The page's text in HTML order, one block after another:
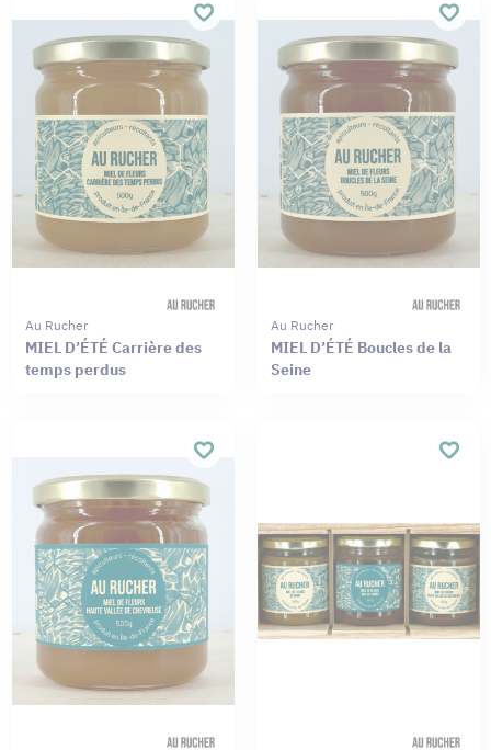
Au Rucher
MIEL D’ÉTÉ Carrière des
temps perdus
Au Rucher
MIEL D’ÉTÉ Boucles de la
Seine